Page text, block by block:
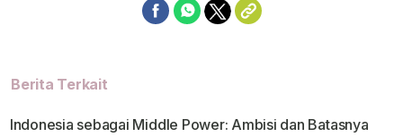
Berita Terkait
Indonesia sebagai Middle Power: Ambisi dan Batasnya